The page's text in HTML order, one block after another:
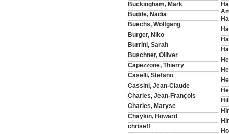
Buckingham, Mark
Budde, Nadia
Buechs, Wolfgang
Burger, Niko
Burrini, Sarah
Buschner, Olliver
Capezzone, Thierry
Caselli, Stefano
Cassini, Jean-Claude
Charles, Jean-François
Charles, Maryse
Chaykin, Howard
chriseff